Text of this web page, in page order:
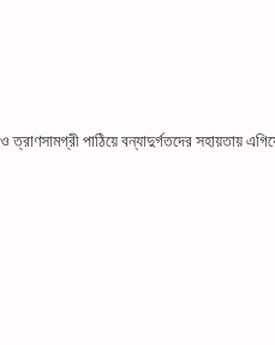
ত্রাণসামগ্রী পাঠিয়ে বন্যাদুর্গতদের সহায়তায়